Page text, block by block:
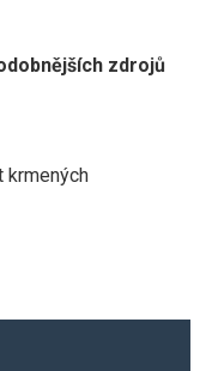
zdrojů
krmených